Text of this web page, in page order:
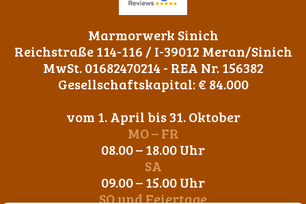
Marmorwerk Sinich
Reichstraße 114-116 / I-39012 Meran/Sinich
MwSt. 01682470214 - REA Nr. 156382
Gesellschaftskapital: € 84.000
vom 1. April bis 31. Oktober
MO – FR
08.00 – 18.00 Uhr
SA
09.00 – 15.00 Uhr
SO und Feiertage